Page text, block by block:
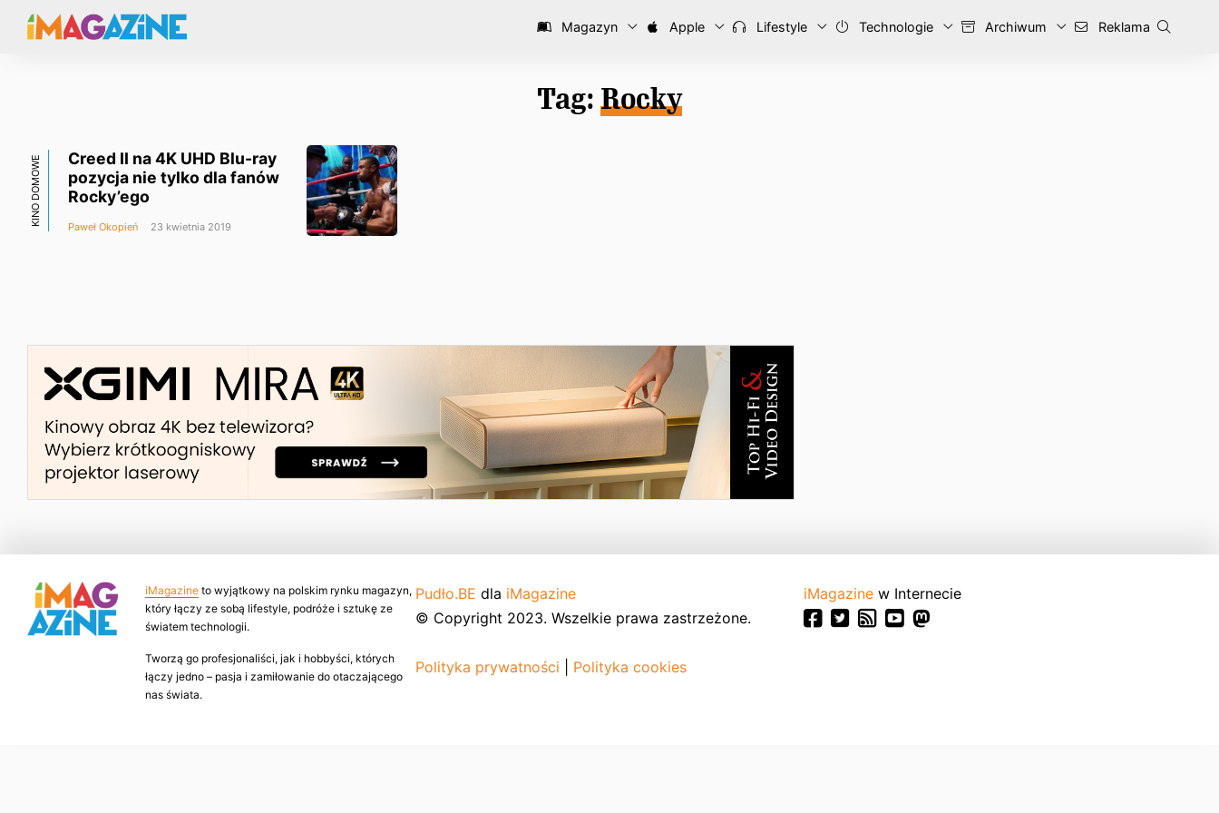
Magazyn Apple Lifestyle Technologie Archiwum Reklama
Tag: Rocky
KINO DOMOWE
Creed II na 4K UHD Blu-ray
pozycja nie tylko dla fanów
Rocky’ego
Paweł Okopień 23 kwietnia 2019
iMagazine to wyjątkowy na polskim rynku magazyn,
który łączy ze sobą lifestyle, podróże i sztukę ze
światem technologii.
Tworzą go profesjonaliści, jak i hobbyści, których
łączy jedno – pasja i zamiłowanie do otaczającego
nas świata.
Pudło.BE dla iMagazine
© Copyright 2023. Wszelkie prawa zastrzeżone.
Polityka prywatności Polityka cookies
iMagazine w Internecie